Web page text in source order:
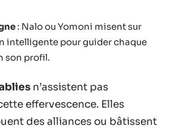
: Nalo ou Yomoni misent sur
intelligente pour guider chaque
son profil.
n’assistent pas
effervescence. Elles
des alliances ou bâtissent